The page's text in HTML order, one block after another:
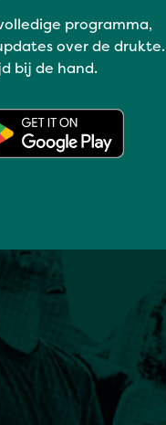
programma,
over de drukte.
bij de hand.